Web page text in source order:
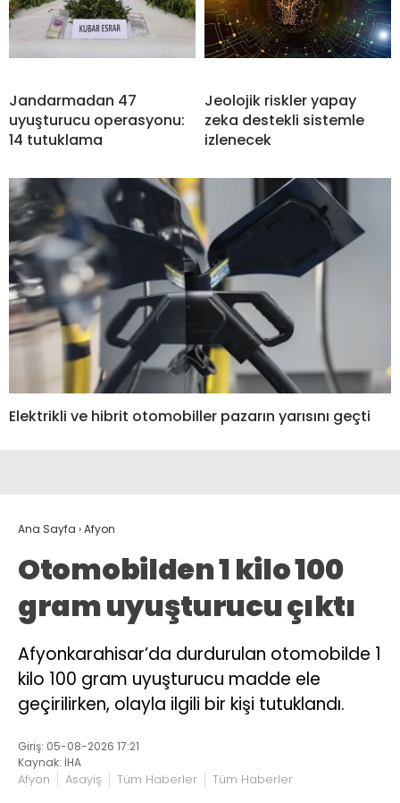
Jandarmadan 47
uyuşturucu operasyonu:
14 tutuklama
Jeolojik riskler yapay
zeka destekli sistemle
izlenecek
Elektrikli ve hibrit otomobiller pazarın yarısını geçti
Ana Sayfa ›Afyon
Otomobilden 1 kilo 100
gram uyuşturucu çıktı
Afyonkarahisar’da durdurulan otomobilde 1
kilo 100 gram uyuşturucu madde ele
geçirilirken, olayla ilgili bir kişi tutuklandı.
Giriş: 05-08-2026 17:21
Kaynak: İHA
Afyon Asayiş Tüm Haberler Tüm Haberler